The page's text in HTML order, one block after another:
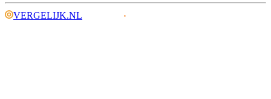
VERGELIJK.NL